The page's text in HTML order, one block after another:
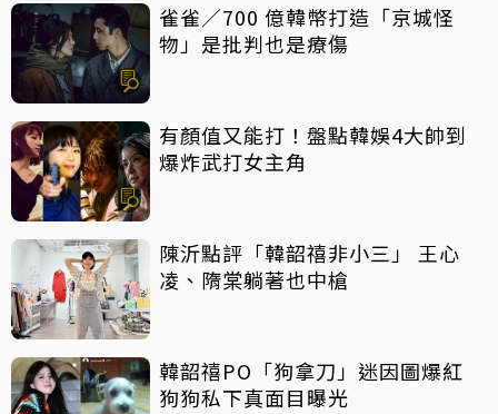
雀雀／700 億韓幣打造「京城怪
物」是批判也是療傷
有顏值又能打！盤點韓娛4大帥到
爆炸武打女主角
陳沂點評「韓韶禧非小三」 王心
凌、隋棠躺著也中槍
韓韶禧PO「狗拿刀」迷因圖爆紅
狗狗私下真面目曝光